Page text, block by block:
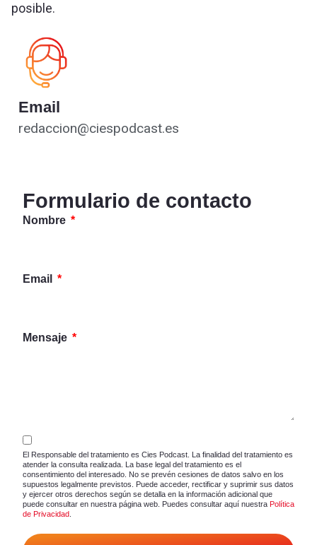
posible.
Email
redaccion@ciespodcast.es
Formulario de contacto
Nombre
Email
Mensaje
El Responsable del tratamiento es Cies Podcast. La finalidad del tratamiento es
atender la consulta realizada. La base legal del tratamiento es el
consentimiento del interesado. No se prevén cesiones de datos salvo en los
supuestos legalmente previstos. Puede acceder, rectificar y suprimir sus datos
y ejercer otros derechos según se detalla en la información adicional que
puede consultar en nuestra página web. Puedes consultar aquí nuestra Política
de Privacidad